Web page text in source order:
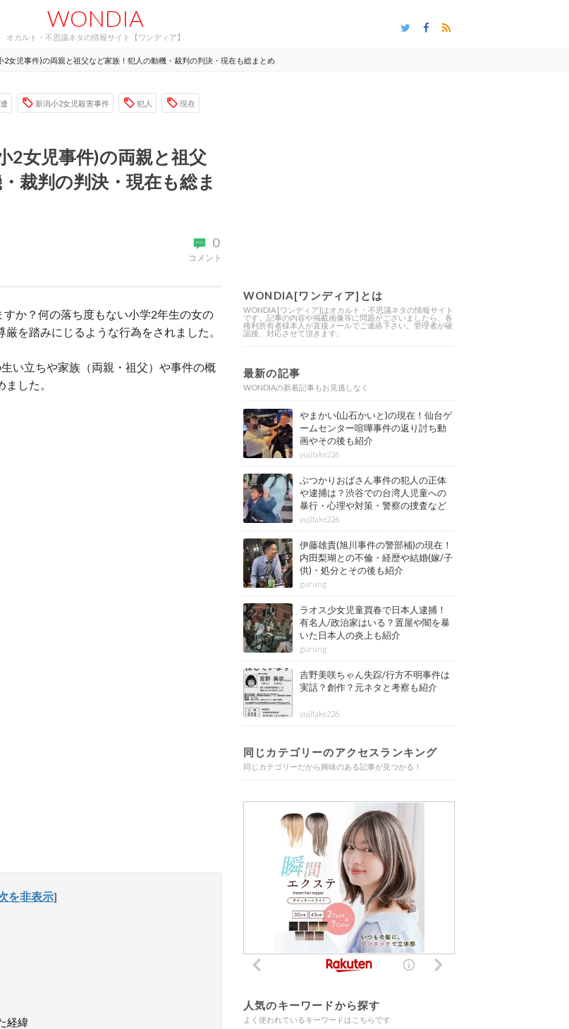
WONDIA
オカルト・不思議ネタの情報サイト【ワンディア】
2女児事件)の両親と祖父など家族！犯人の動機・裁判の判決・現在も総まとめ
新潟小2女児殺害事件 犯人 現在
2女児事件)の両親と祖父
裁判の判決・現在も総ま
0
コメント
か？何の落ち度もない小学2年生の女の
を踏みにじるような行為をされました。
い立ちや家族（両親・祖父）や事件の概
した。
を非表示]
経緯
WONDIA[ワンディア]とは
WONDIA [ワンディア]はオカルト・不思議ネタの情報サイト
です。記事の内容や掲載画像等に問題がございましたら、各
権利所有者様本人が直接メールでご連絡下さい。管理者が確
認後、対応させて頂きます。
最新の記事
WONDIAの新着記事もお見逃しなく
やまかい(山石かいと)の現在！仙台ゲ
ームセンター喧嘩事件の返り討ち動
画やその後も紹介
yujitake226
ぶつかりおばさん事件の犯人の正体
や逮捕は？渋谷での台湾人児童への
暴行・心理や対策・警察の捜査など
その後も紹介
yujitake226
伊藤雄貴(旭川事件の警部補)の現在！
内田梨瑚との不倫・経歴や結婚(嫁/子
供)・処分とその後も紹介
gurung
ラオス少女児童買春で日本人逮捕！
有名人/政治家はいる？置屋や闇を暴
いた日本人の炎上も紹介
gurung
吉野美咲ちゃん失踪/行方不明事件は
実話？創作？元ネタと考察も紹介
yujitake226
同じカテゴリーのアクセスランキング
同じカテゴリーだから興味のある記事が見つかる！
人気のキーワードから探す
よく使われているキーワードはこちらです